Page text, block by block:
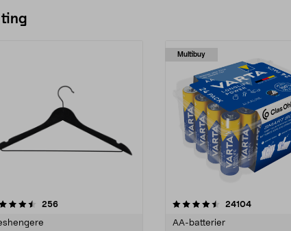
ting
256anmeldelser
Multibuy
4.5av 5 stjerner 24104
AA-batterier
4.5av 5 stjerner